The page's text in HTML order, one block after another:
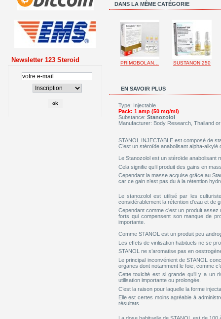
Newsletter 123 Steroid
DANS LA MÊME CATÉGORIE
PRIMOBOLAN… SUSTANON 250
EN SAVOIR PLUS
Type: Injectable
Pack: 1 amp (50 mg/ml)
Substance: Stanozolol
Manufacturer: Body Research, Thailand
STANOL INJECTABLE est composé de
C’est un stéroïde anabolisant alpha-alkylé
Le Stanozolol est un stéroïde anabolisant
Cela signifie qu’il produit des gains en
Cependant la masse acquise grâce au
car ce gain n’est pas du à la rétention
Le stanozolol est utilisé par les
considérablement la rétention d’eau et de
Cependant comme c’est un produit
forts qui compensent son manque de
importante.
Comme STANOL est un produit peu
Les effets de virilisation habituels ne se
STANOL ne s’aromatise pas en
Le principal inconvénient de STANOL
organes dont notamment le foie, comme
Cette toxicité est si grande qu’il y a un
utilisation importante ou prolongée.
C’est la raison pour laquelle la forme
Elle est certes moins agréable à
résultats.